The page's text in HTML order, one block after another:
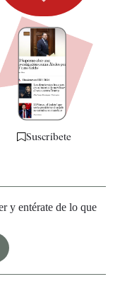
Suscríbete
y entérate de lo que